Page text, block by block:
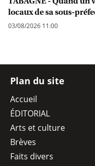
locaux de sa sous-
03/08/2026 11:00
Plan du site
Accueil
ÉDITORIAL
Arts et culture
Brèves
Faits divers